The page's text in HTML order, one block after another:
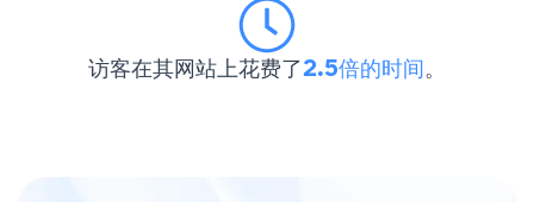
访客在其网站上花费了2.5倍的时间。